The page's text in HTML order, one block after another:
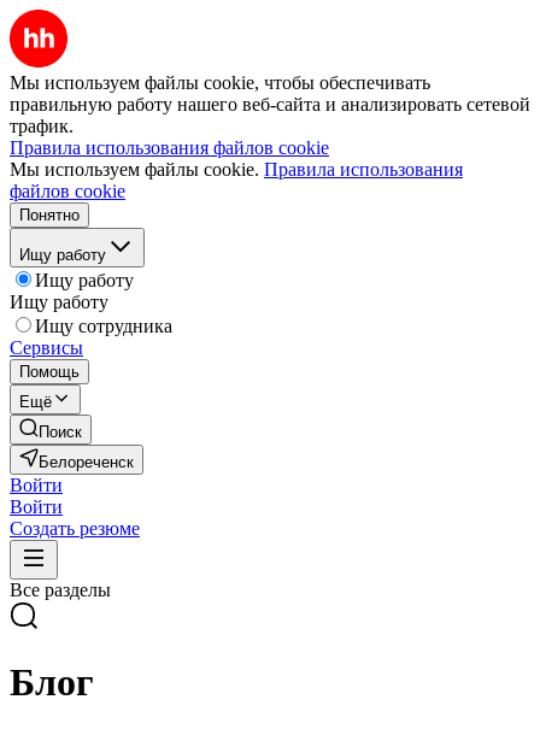
Мы используем файлы cookie, чтобы обеспечивать
правильную работу нашего веб-сайта и анализировать сетевой
трафик.
Правила использования файлов cookie
Мы используем файлы cookie. Правила использования
файлов cookie
Понятно
Ищу работу
Ищу работу
Ищу работу
Ищу сотрудника
Сервисы
Помощь
Ещё
Поиск
Белореченск
Войти
Войти
Создать резюме
Все разделы
Блог